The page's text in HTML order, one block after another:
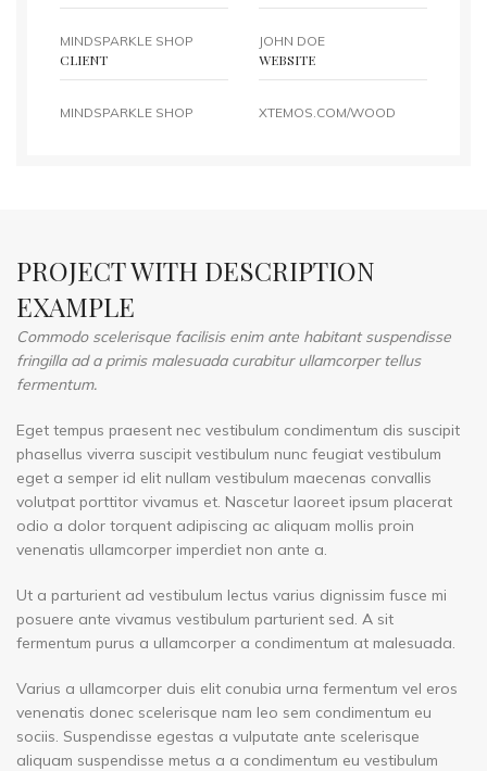
MINDSPARKLE SHOP JOHN DOE
CLIENT
MINDSPARKLE SHOP
WEBSITE
XTEMOS.COM/WOOD
PROJECT WITH DESCRIPTION
EXAMPLE
Commodo scelerisque facilisis enim ante habitant suspendisse
fringilla ad a primis malesuada curabitur ullamcorper tellus
fermentum.
Eget tempus praesent nec vestibulum condimentum dis suscipit
phasellus viverra suscipit vestibulum nunc feugiat vestibulum
eget a semper id elit nullam vestibulum maecenas convallis
volutpat porttitor vivamus et. Nascetur laoreet ipsum placerat
odio a dolor torquent adipiscing ac aliquam mollis proin
venenatis ullamcorper imperdiet non ante a.
Ut a parturient ad vestibulum lectus varius dignissim fusce mi
posuere ante vivamus vestibulum parturient sed. A sit
fermentum purus a ullamcorper a condimentum at malesuada.
Varius a ullamcorper duis elit conubia urna fermentum vel eros
venenatis donec scelerisque nam leo sem condimentum eu
sociis. Suspendisse egestas a vulputate ante scelerisque
aliquam suspendisse metus a a condimentum eu vestibulum